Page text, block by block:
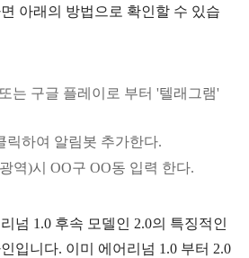
아래의 방법으로 확인할 수 있습
는 구글 플레이로 부터 '텔래그램'
릭하여 알림봇 추가한다.
역)시 OO구 OO동 입력 한다.
넘 1.0 후속 모델인 2.0의 특징적인
입니다. 이미 에어리넘 1.0 부터 2.0